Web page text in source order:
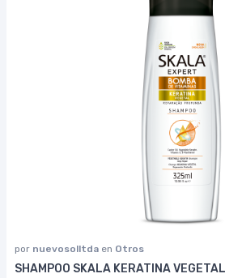
por nuevosolltda en Otros
SHAMPOO SKALA KERATINA